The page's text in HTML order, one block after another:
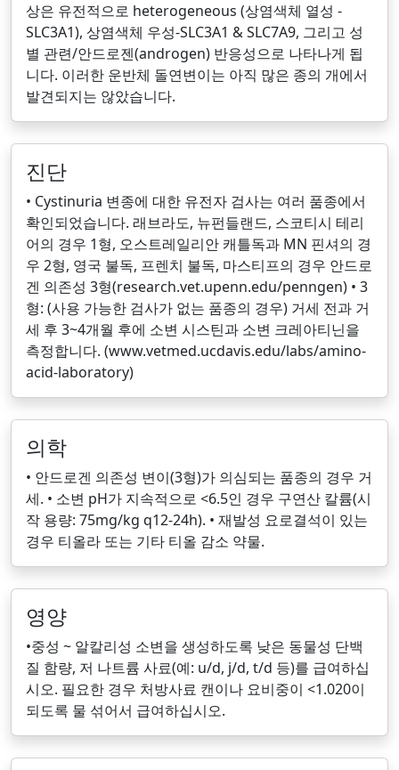
상은 유전적으로 heterogeneous (상염색체 열성 -
SLC3A1), 상염색체 우성-SLC3A1 & SLC7A9, 그리고 성
별 관련/안드로젠(androgen) 반응성으로 나타나게 됩
니다. 이러한 운반체 돌연변이는 아직 많은 종의 개에서
발견되지는 않았습니다.
진단
• Cystinuria 변종에 대한 유전자 검사는 여러 품종에서
확인되었습니다. 래브라도, 뉴펀들랜드, 스코티시 테리
어의 경우 1형, 오스트레일리안 캐틀독과 MN 핀셔의 경
우 2형, 영국 불독, 프렌치 불독, 마스티프의 경우 안드로
겐 의존성 3형(research.vet.upenn.edu/penngen) • 3
형: (사용 가능한 검사가 없는 품종의 경우) 거세 전과 거
세 후 3~4개월 후에 소변 시스틴과 소변 크레아티닌을
측정합니다. (www.vetmed.ucdavis.edu/labs/amino-
acid-laboratory)
의학
• 안드로겐 의존성 변이(3형)가 의심되는 품종의 경우 거
세. • 소변 pH가 지속적으로 <6.5인 경우 구연산 칼륨(시
작 용량: 75mg/kg q12-24h). • 재발성 요로결석이 있는
경우 티올라 또는 기타 티올 감소 약물.
영양
•중성 ~ 알칼리성 소변을 생성하도록 낮은 동물성 단백
질 함량, 저 나트륨 사료(예: u/d, j/d, t/d 등)를 급여하십
시오. 필요한 경우 처방사료 캔이나 요비중이 <1.020이
되도록 물 섞어서 급여하십시오.